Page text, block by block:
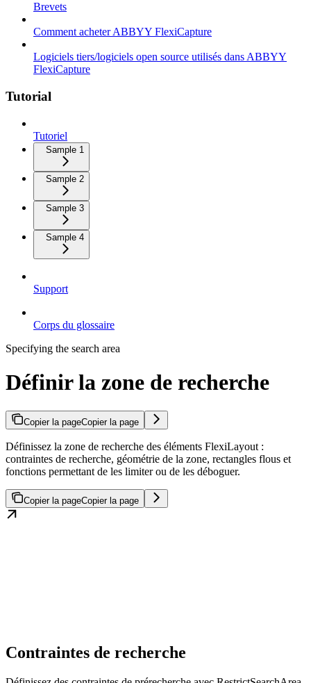
Brevets
Comment acheter ABBYY FlexiCapture
Logiciels tiers/logiciels open source utilisés dans ABBYY
FlexiCapture
Tutorial
Tutoriel
Sample 1
Sample 2
Sample 3
Sample 4
Support
Corps du glossaire
Specifying the search area
Définir la zone de recherche
Copier la pageCopier la page
Définissez la zone de recherche des éléments FlexiLayout :
contraintes de recherche, géométrie de la zone, rectangles flous et
fonctions permettant de les limiter ou de les déboguer.
Copier la pageCopier la page
Contraintes de recherche